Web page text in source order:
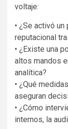
voltaje:
• ¿Se activó
reputacional
• ¿Existe una
altos mandos
analítica?
• ¿Qué
aseguran
• ¿Cómo
internos, la